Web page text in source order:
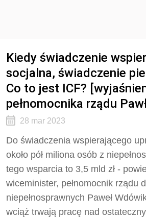
Kiedy świadczenie
socjalna, świadczenie
Co to jest ICF?
pełnomocnika rządu
28 mar 2023
Do świadczenia wspierającego
około pół miliona osób z
tego wsparcia to 3,5 mld zł -
wiceminister, pełnomocnik rządu
niepełnosprawnych Paweł
wciąż trwają pracę nad